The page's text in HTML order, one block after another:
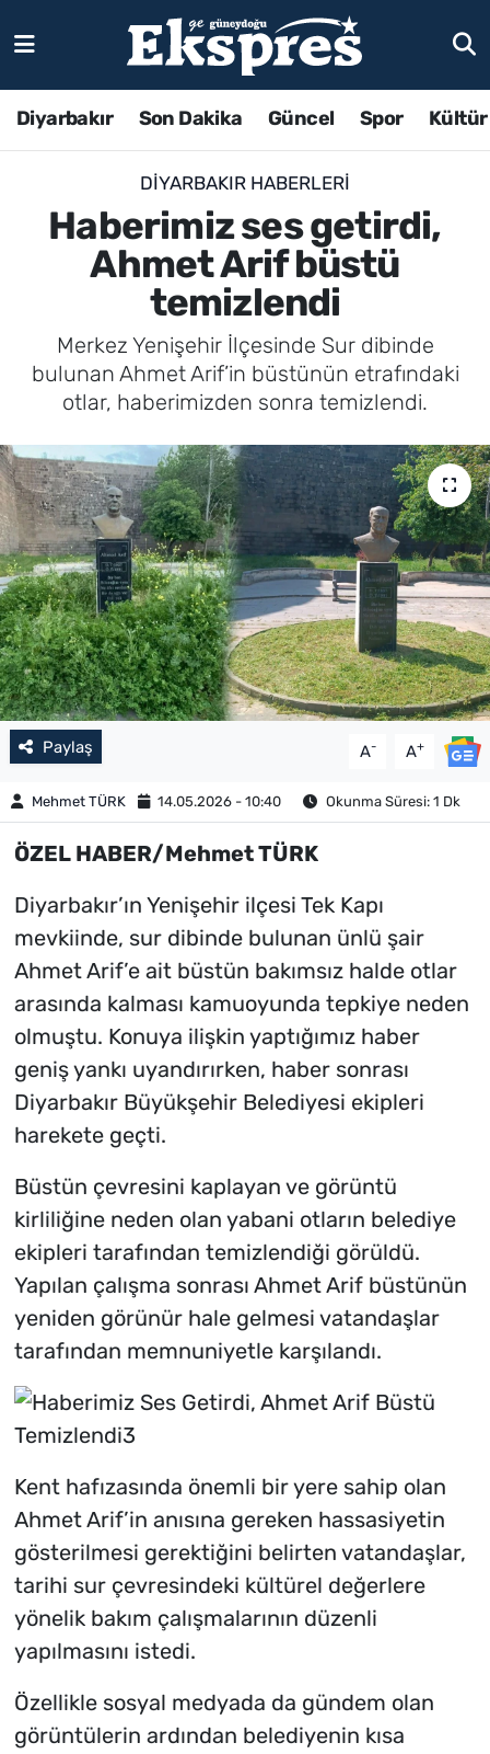
Diyarbakır Son Dakika Güncel Spor
DIYARBAKIR HABERLERI
Haberimiz ses getirdi,
Ahmet Arif büstü
temizlendi
Merkez Yenişehir İlçesinde Sur dibinde
bulunan Ahmet Arif’in büstünün etrafındaki
otlar, haberimizden sonra temizlendi.
Paylaş A- A+
Mehmet TÜRK 14.05.2026 - 10:40 Okunma Süresi: 1 Dk
ÖZEL HABER/Mehmet TÜRK
Diyarbakır’ın Yenişehir ilçesi Tek Kapı
mevkiinde, sur dibinde bulunan ünlü şair
Ahmet Arif’e ait büstün bakımsız halde otlar
arasında kalması kamuoyunda tepkiye neden
olmuştu. Konuya ilişkin yaptığımız haber
geniş yankı uyandırırken, haber sonrası
Diyarbakır Büyükşehir Belediyesi ekipleri
harekete geçti.
Büstün çevresini kaplayan ve görüntü
kirliliğine neden olan yabani otların belediye
ekipleri tarafından temizlendiği görüldü.
Yapılan çalışma sonrası Ahmet Arif büstünün
yeniden görünür hale gelmesi vatandaşlar
tarafından memnuniyetle karşılandı.
Kent hafızasında önemli bir yere sahip olan
Ahmet Arif’in anısına gereken hassasiyetin
gösterilmesi gerektiğini belirten vatandaşlar,
tarihi sur çevresindeki kültürel değerlere
yönelik bakım çalışmalarının düzenli
yapılmasını istedi.
Özellikle sosyal medyada da gündem olan
görüntülerin ardından belediyenin kısa